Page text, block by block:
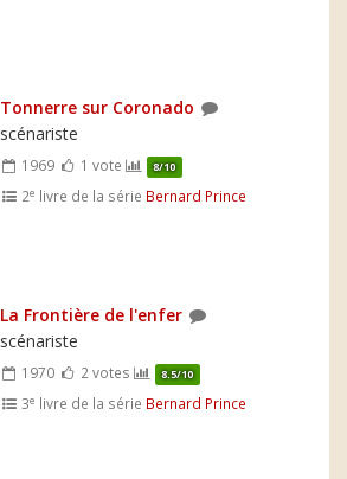
Tonnerre sur Coronado
scénariste
1969 1 vote 8/10
2e livre de la série Bernard Prince
La Frontière de l'enfer
scénariste
1970 2 votes 8.5/10
3e livre de la série Bernard Prince